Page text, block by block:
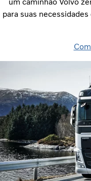
para suas